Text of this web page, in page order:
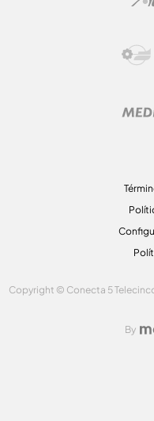
Copyright © Conecta 5
By